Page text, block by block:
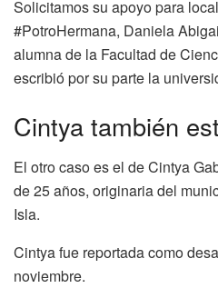
Isla.
Cintya fue reportada como
noviembre.
Según medios locales, el
el pasado martes en el interior
Toluca, en calles de la
México.
cuerpo sea de Cintya Moreno.